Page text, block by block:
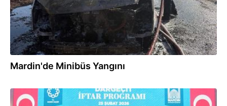
Mardin'de Minibüs Yangını
26.02.2026